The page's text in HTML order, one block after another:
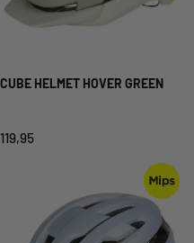
CUBE HELMET HOVER GREEN
119,95